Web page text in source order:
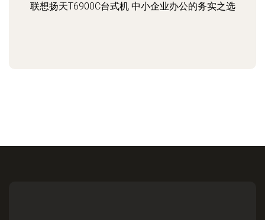
联想扬天T6900C台式机 中小企业办公的务实之选